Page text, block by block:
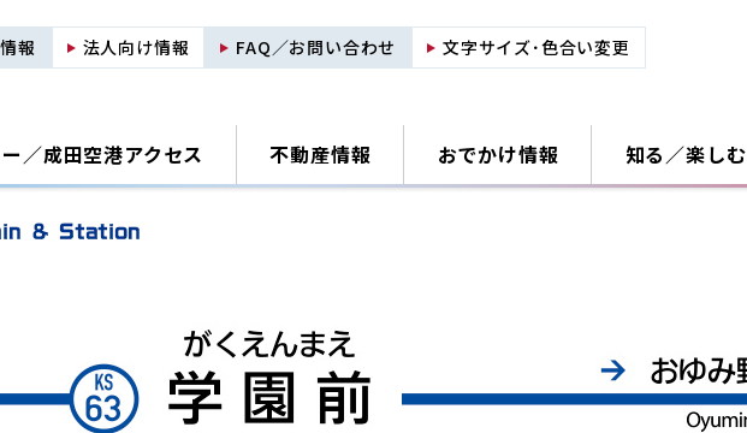
報 法人向け情報 FAQ／お問い合わせ 文字サイズ･色合い変更
／成田空港アクセス 不動産情報 おでかけ情報 知る／楽しむ